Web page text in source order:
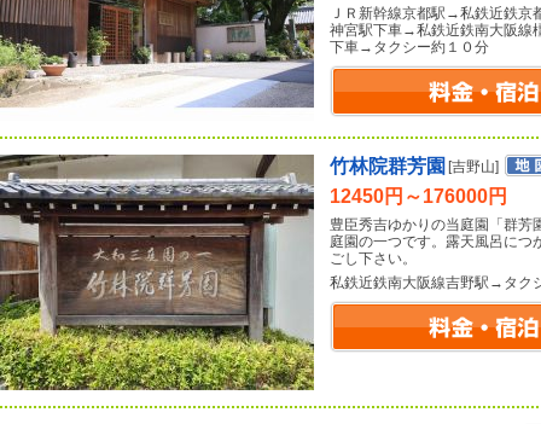
ＪＲ新幹線京都駅→私鉄近鉄京
神宮駅下車→私鉄近鉄南大阪線
下車→タクシー約１０分
竹林院群芳園 [吉野山]
12450円～176000円
豊臣秀吉ゆかりの当庭園「群芳
庭園の一つです。露天風呂につ
ごし下さい。
私鉄近鉄南大阪線吉野駅→タク